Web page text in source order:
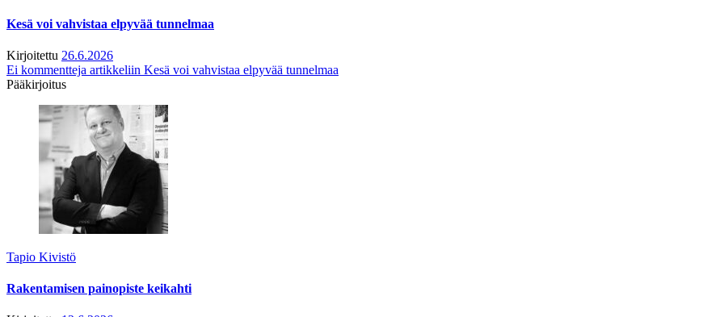
Kesä voi vahvistaa elpyvää tunnelmaa
Kirjoitettu 26.6.2026
Ei kommentteja artikkeliin Kesä voi vahvistaa elpyvää tunnelmaa
Pääkirjoitus
Tapio Kivistö
Rakentamisen painopiste keikahti